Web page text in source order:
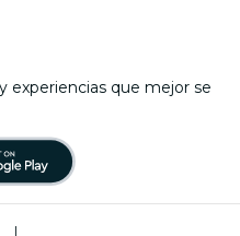
experiencias que mejor se
|